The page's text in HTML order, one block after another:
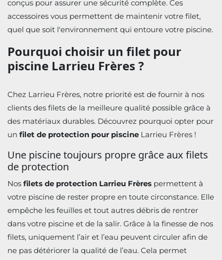
conçus pour assurer une sécurité complète. Ces
accessoires vous permettent de maintenir votre filet,
quel que soit l'environnement qui entoure votre piscine.
Pourquoi choisir un filet pour
piscine Larrieu Frères ?
Chez Larrieu Frères, notre priorité est de fournir à nos
clients des filets de la meilleure qualité possible grâce à
des matériaux durables. Découvrez pourquoi opter pour
un filet de protection pour piscine Larrieu Frères !
Une piscine toujours propre grâce aux filets
de protection
Nos filets de protection Larrieu Frères permettent à
votre piscine de rester propre en toute circonstance. Elle
empêche les feuilles et tout autres débris de rentrer
dans votre piscine et de la salir. Grâce à la finesse de nos
filets, uniquement l’air et l’eau peuvent circuler afin de
ne pas détériorer la qualité de l’eau. Cela permet